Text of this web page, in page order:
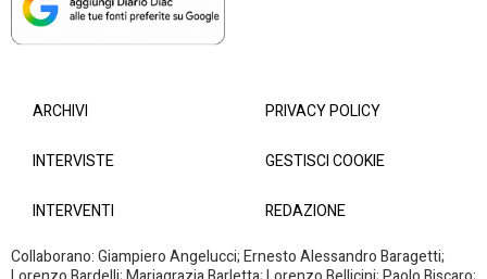
ARCHIVI
INTERVISTE
INTERVENTI
PRIVACY POLICY
GESTISCI COOKIE
REDAZIONE
Collaborano: Giampiero Angelucci; Ernesto Alessandro Baragetti;